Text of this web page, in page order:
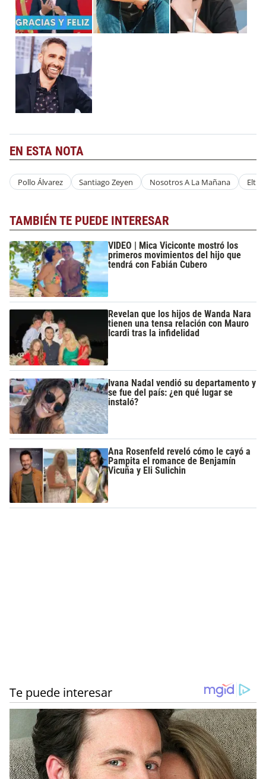
EN ESTA NOTA
Pollo Álvarez Santiago Zeyen Nosotros A La Mañana
TAMBIÉN TE PUEDE INTERESAR
VIDEO | Mica Viciconte mostró los
primeros movimientos del hijo que
tendrá con Fabián Cubero
Revelan que los hijos de Wanda Nara
tienen una tensa relación con Mauro
Icardi tras la infidelidad
Ivana Nadal vendió su departamento y
se fue del país: ¿en qué lugar se
instaló?
Ana Rosenfeld reveló cómo le cayó a
Pampita el romance de Benjamín
Vicuña y Eli Sulichin